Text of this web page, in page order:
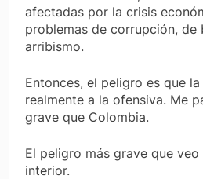
afectadas por la crisis
problemas de corrupción, de
arribismo.
Entonces, el peligro es que
realmente a la ofensiva. Me
grave que Colombia.
El peligro más grave que
interior.